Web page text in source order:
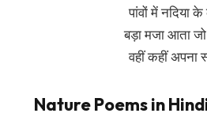
पांवों में नदिया
बड़ा मजा आता जो
वहीं कहीं अपना
Nature Poems in Hindi